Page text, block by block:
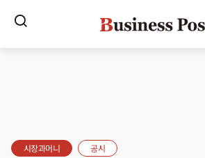
시장과머니 공시